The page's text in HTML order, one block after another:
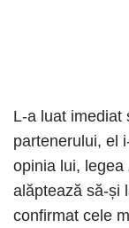
L-a luat imediat
partenerului, el
opinia lui, legea
alăptează să-și
confirmat cele